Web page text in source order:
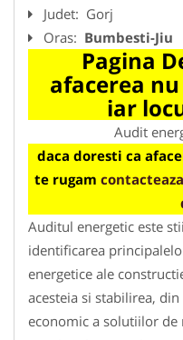
Judet: Gorj
Oras: Bumbesti-Jiu
Pagina
afacerea
iar
Audit
daca doresti ca
te rugam
Auditul energetic este
identificarea
energetice ale
acesteia si stabilirea,
economic a solutiilor